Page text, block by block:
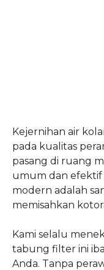
Kejernihan air
pada kualitas
pasang di ruang
umum dan
modern adalah
memisahkan
Kami selalu
tabung filter ini
Anda. Tanpa